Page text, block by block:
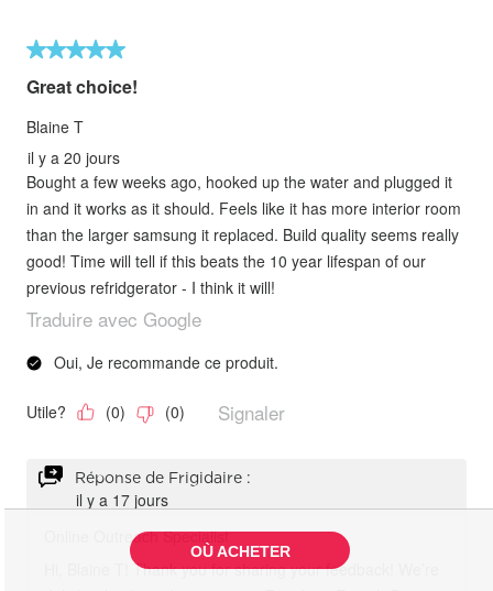
OÙ ACHETER